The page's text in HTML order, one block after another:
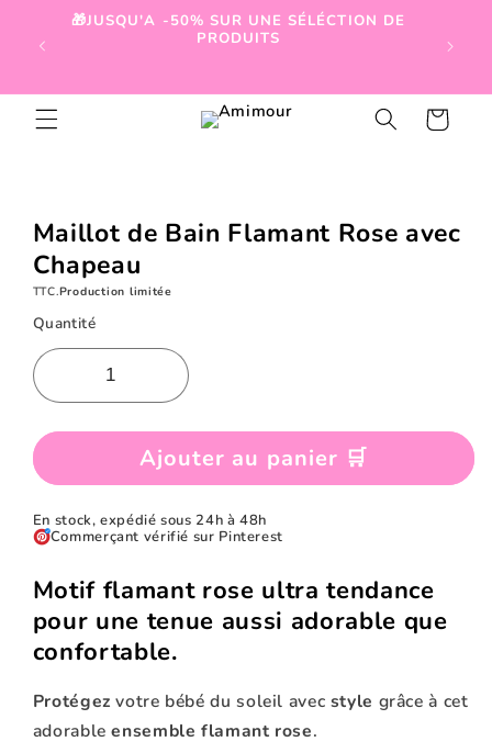
passer
au
🎁JUSQU'A -50% SUR UNE SÉLÉCTION DE
PRODUITS
Panier
Maillot de Bain Flamant Rose avec
Chapeau
TTC.Production limitée
Quantité
Ajouter au panier 🛒
En stock, expédié sous 24h à 48h
Commerçant vérifié sur Pinterest
Motif flamant rose ultra tendance
pour une tenue aussi adorable que
confortable.
Protégezvotre bébé du soleil avec style grâce à cet
adorableensemble flamant rose.